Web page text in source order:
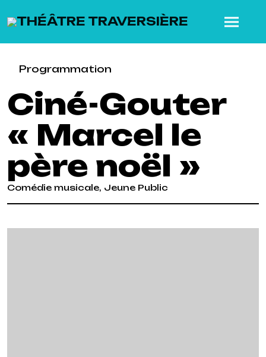
Programmation
Ciné-Gouter
« Marcel le
père noël »
Comédie musicale, Jeune Public